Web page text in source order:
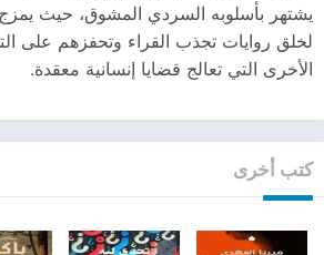
يشتهر بأسلوبه السردي المشوق، حيث
لخلق روايات تجذب القراء وتحفزهم على
الأخرى التي تعالج قضايا إنسانية معقدة.
كتب أخرى